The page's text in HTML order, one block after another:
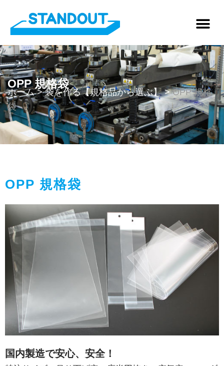
OPP 規格袋
ホーム>袋を作る【規格品から選ぶ】>OPP 規格
袋
OPP 規格袋
国内製造で安心、安全！